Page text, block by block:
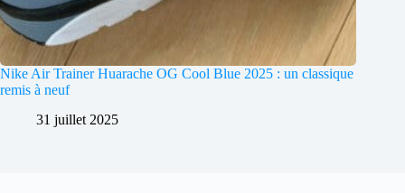
Nike Air Trainer Huarache OG Cool Blue 2025 : un classique
remis à neuf
31 juillet 2025